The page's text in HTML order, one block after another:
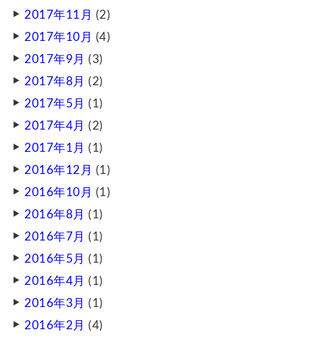
2017年11月 (2)
2017年10月 (4)
2017年9月 (3)
2017年8月 (2)
2017年5月 (1)
2017年4月 (2)
2017年1月 (1)
2016年12月 (1)
2016年10月 (1)
2016年8月 (1)
2016年7月 (1)
2016年5月 (1)
2016年4月 (1)
2016年3月 (1)
2016年2月 (4)